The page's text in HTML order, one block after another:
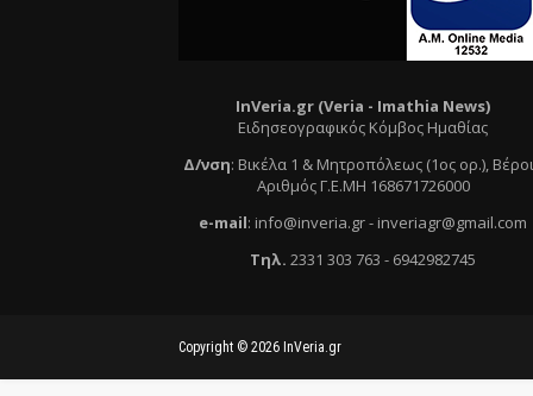
InVeria.gr (Veria - Ιmathia News)
Ειδησεογραφικός Κόμβος Ημαθίας
Δ/νση: Βικέλα 1 & Μητροπόλεως (1ος ορ.),
Αριθμός Γ.Ε.ΜΗ 168671726000
e-mail: info@inveria.gr- inveriagr@gmail.com
Τηλ. 2331 303 763 - 6942982745
Copyright © 2026 InVeria.gr